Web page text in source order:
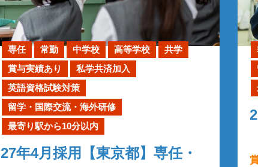
専任 常勤 中学校 高等学校
共学
賞与実績あり
私学共済加入
英語資格試験対策
留学・国際交流・海外研修
最寄り駅から10分以内
27年4月採用【東京都】専任・